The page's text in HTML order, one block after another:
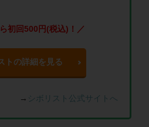
初回500円(税込)！／
トの詳細を見る
→ シボリスト公式サイトへ